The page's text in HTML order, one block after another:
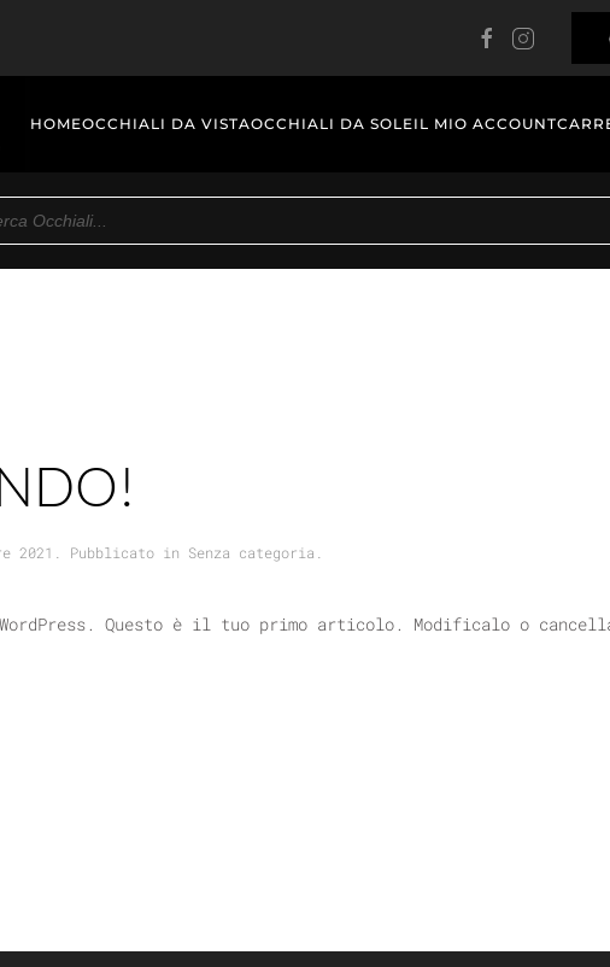
HOMEOCCHIALI DA VISTAOCCHIALI DA SOLEIL MIO ACCOUNT
2021 . Pubblicato in Senza categoria
Questo è il tuo primo articolo. Modificalo o